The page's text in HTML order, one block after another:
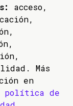
acceso,
Más
en
política de